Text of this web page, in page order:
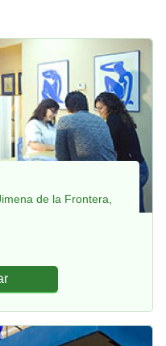
de la Frontera,